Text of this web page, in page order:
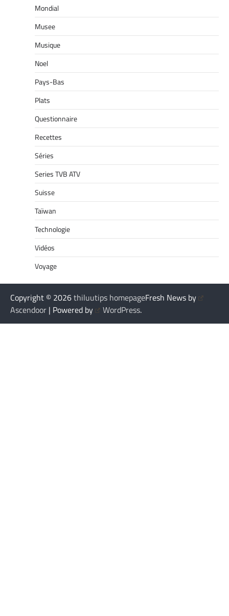
Mondial
Musee
Musique
Noel
Pays-Bas
Plats
Questionnaire
Recettes
Séries
Series TVB ATV
Suisse
Taïwan
Technologie
Vidéos
Voyage
Copyright © 2026thiluutips homepageFresh News by
Ascendoor | Powered by WordPress.